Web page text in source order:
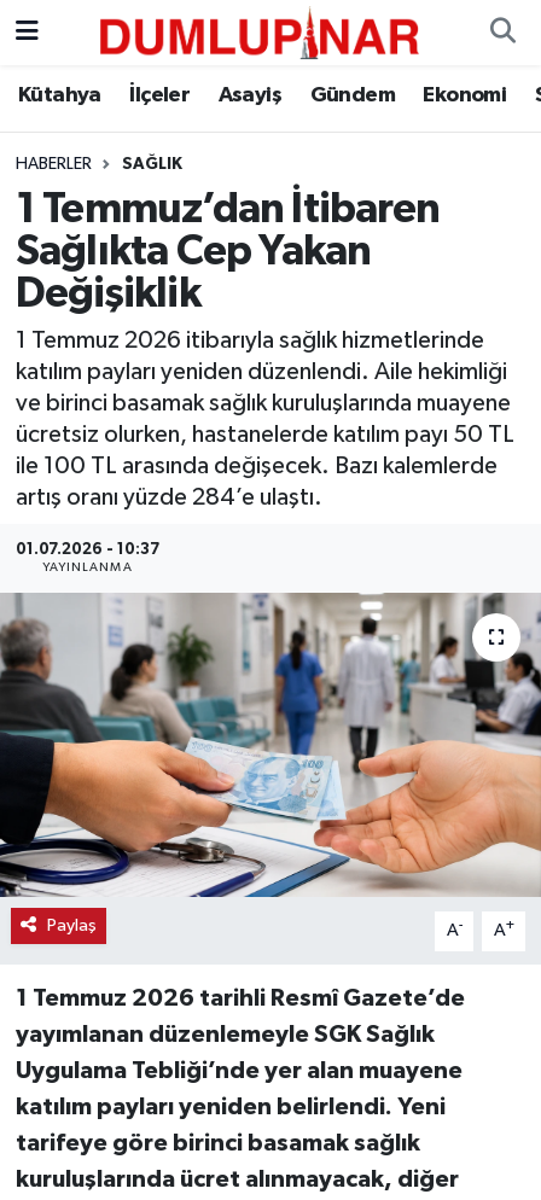
Kütahya İlçeler Asayiş Gündem Ekonomi
HABERLER SAĞLIK
1 Temmuz’dan İtibaren
Sağlıkta Cep Yakan
Değişiklik
1 Temmuz 2026 itibarıyla sağlık hizmetlerinde
katılım payları yeniden düzenlendi. Aile hekimliği
ve birinci basamak sağlık kuruluşlarında muayene
ücretsiz olurken, hastanelerde katılım payı 50 TL
ile 100 TL arasında değişecek. Bazı kalemlerde
artış oranı yüzde 284’e ulaştı.
01.07.2026 - 10:37
YAYINLANMA
Paylaş A- A+
1 Temmuz 2026 tarihli Resmî Gazete’de
yayımlanan düzenlemeyle SGK Sağlık
Uygulama Tebliği’nde yer alan muayene
katılım payları yeniden belirlendi. Yeni
tarifeye göre birinci basamak sağlık
kuruluşlarında ücret alınmayacak, diğer
Asayiş
Diğer
Dünya
Eğitim
Ekonomi
Eleman
Emlak
Haber İlanlar
Kültür-Sanat
Magazin
Resmi İlanlar
Sağlık
Spor
Teknoloji
Kütahya Hava Durumu
Kütahya Trafik Yoğunluk Haritası
Süper Lig Puan Durumu ve Fikstür
Tüm Manşetler
Son Dakika Haberleri
Haber Arşivi